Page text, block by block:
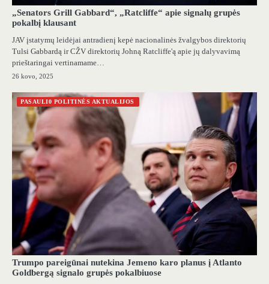
„Senators Grill Gabbard“, „Ratcliffe“ apie signalų grupės
pokalbį klausant
JAV įstatymų leidėjai antradienį kepė nacionalinės žvalgybos direktorių
Tulsi Gabbardą ir CŽV direktorių Johną Ratcliffe'ą apie jų dalyvavimą
prieštaringai vertinamame…
26 kovo, 2025
PASAULI0 POLITINĖS AKTUALIJOS
Trumpo pareigūnai nutekina Jemeno karo planus į Atlanto
Goldbergą signalo grupės pokalbiuose